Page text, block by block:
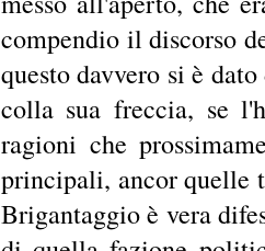
compendio il discorso
questo davvero si è
colla sua freccia, se
ragioni che
principali, ancor quelle
Brigantaggio è vera